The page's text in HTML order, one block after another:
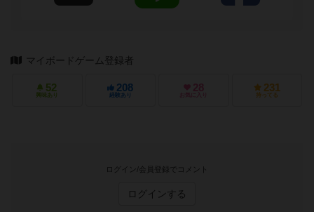
マイボードゲーム登録者
52
興味あり
208
経験あり
28
お気に入り
231
持ってる
ログイン/会員登録でコメント
ログインする